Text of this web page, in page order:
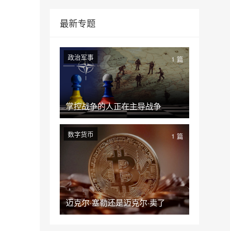
最新专题
掌控战争的人正在主导战争
政治军事 1 篇
迈克尔·塞勒还是迈克尔·卖了
数字货币 1 篇